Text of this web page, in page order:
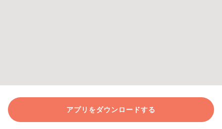
アプリをダウンロードする